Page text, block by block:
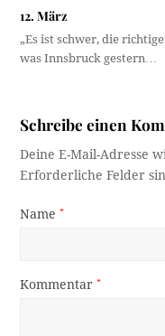
12. März
„Es ist schwer, die
was Innsbruck gestern…
Schreibe einen
Deine E-Mail-Adresse
Erforderliche Felder
Name*
Kommentar*